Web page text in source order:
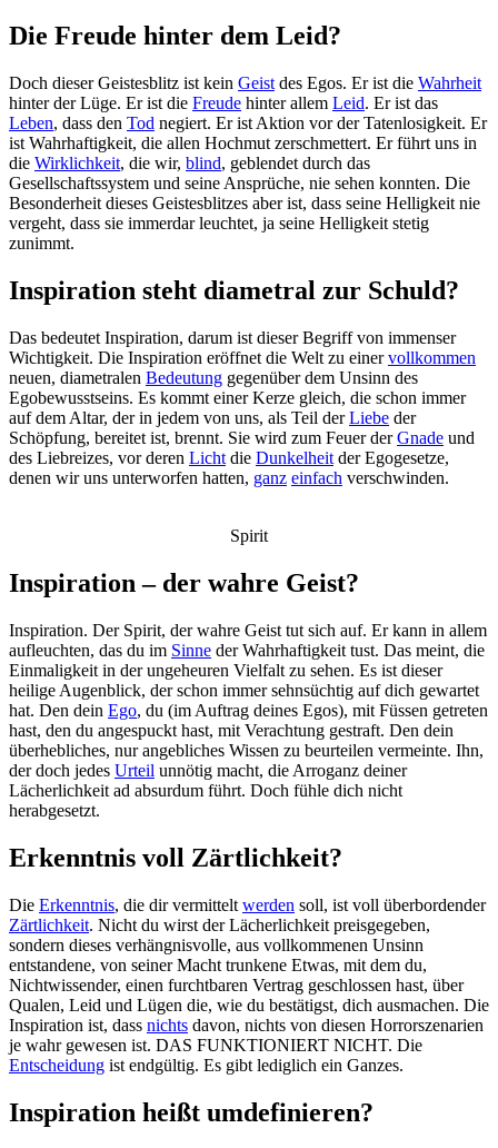
Die Freude hinter dem Leid?
Doch dieser Geistesblitz ist kein Geist des Egos. Er ist die Wahrheit
hinter der Lüge. Er ist die Freude hinter allem Leid. Er ist das
Leben, dass den Tod negiert. Er ist Aktion vor der Tatenlosigkeit. Er
ist Wahrhaftigkeit, die allen Hochmut zerschmettert. Er führt uns in
die Wirklichkeit, die wir, blind, geblendet durch das
Gesellschaftssystem und seine Ansprüche, nie sehen konnten. Die
Besonderheit dieses Geistesblitzes aber ist, dass seine Helligkeit nie
vergeht, dass sie immerdar leuchtet, ja seine Helligkeit stetig
zunimmt.
Inspiration steht diametral zur Schuld?
Das bedeutet Inspiration, darum ist dieser Begriff von immenser
Wichtigkeit. Die Inspiration eröffnet die Welt zu einervollkommen
neuen, diametralen Bedeutung gegenüber dem Unsinn des
Egobewusstseins. Es kommt einer Kerze gleich, die schon immer
auf dem Altar, der in jedem von uns, als Teil derLiebe der
Schöpfung, bereitet ist, brennt. Sie wird zum Feuer derGnade und
des Liebreizes, vor deren Licht die Dunkelheit der Egogesetze,
denen wir uns unterworfen hatten, ganz einfach verschwinden.
Spirit
Inspiration – der wahre Geist?
Inspiration. Der Spirit, der wahre Geist tut sich auf. Er kann in allem
aufleuchten, das du im Sinne der Wahrhaftigkeit tust. Das meint, die
Einmaligkeit in der ungeheuren Vielfalt zu sehen. Es ist dieser
heilige Augenblick, der schon immer sehnsüchtig auf dich gewartet
hat. Den dein Ego, du (im Auftrag deines Egos), mit Füssen getreten
hast, den du angespuckt hast, mit Verachtung gestraft. Den dein
überhebliches, nur angebliches Wissen zu beurteilen vermeinte. Ihn,
der doch jedes Urteil unnötig macht, die Arroganz deiner
Lächerlichkeit ad absurdum führt. Doch fühle dich nicht
herabgesetzt.
Erkenntnis voll Zärtlichkeit?
Die Erkenntnis, die dir vermittelt werden soll, ist voll überbordender
Zärtlichkeit. Nicht du wirst der Lächerlichkeit preisgegeben,
sondern dieses verhängnisvolle, aus vollkommenen Unsinn
entstandene, von seiner Macht trunkene Etwas, mit dem du,
Nichtwissender, einen furchtbaren Vertrag geschlossen hast, über
Qualen, Leid und Lügen die, wie du bestätigst, dich ausmachen. Die
Inspiration ist, dass nichts davon, nichts von diesen Horrorszenarien
je wahr gewesen ist. DAS FUNKTIONIERT NICHT. Die
Entscheidung ist endgültig. Es gibt lediglich ein Ganzes.
Inspiration heißt umdefinieren?